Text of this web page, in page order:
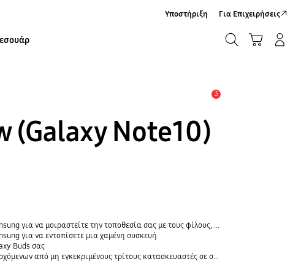
Υποστήριξη Για Επιχειρήσεις
3
(Galaxy Note10)
την τοποθεσία σας με τους φίλους, το παιδί, την οικογένειά σας και άλλες επαφές
για να εντοπίσετε μια χαμένη συσκευή
Buds σας
μη εγκεκριμένους τρίτους κατασκευαστές σε συσκευές Galaxy